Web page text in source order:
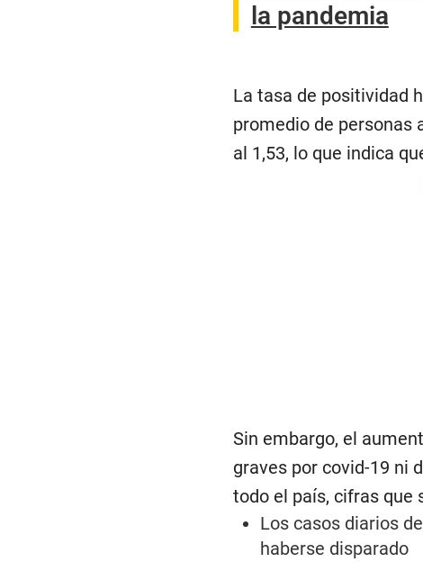
la pandemia
La tasa de positividad
promedio de personas
al 1,53, lo que indica
Sin embargo, el
graves por covid-19 ni
todo el país, cifras que
Los casos diarios
haberse disparado